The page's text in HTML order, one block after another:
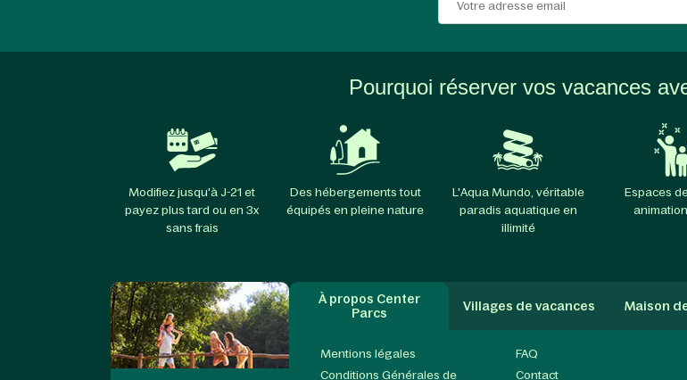
Pourquoi réserver vos vacances
Modifiez jusqu'à J-21 et
payez plus tard ou en 3x
sans frais
Des hébergements tout
équipés en pleine nature
L'Aqua Mundo, véritable
paradis aquatique en
illimité
Espaces
À propos Center
Parcs
Villages de vacances Maison
Mentions légales
Conditions Générales de
FAQ
Contact